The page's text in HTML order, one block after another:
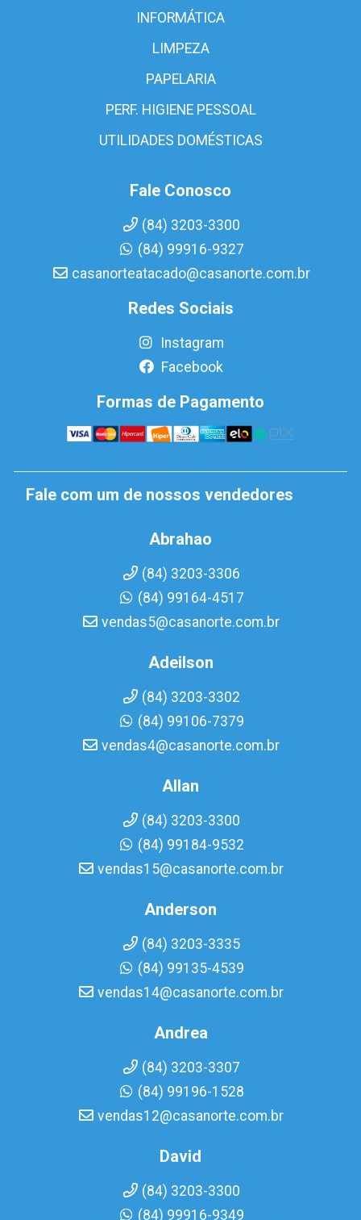
INFORMÁTICA
LIMPEZA
PAPELARIA
PERF. HIGIENE PESSOAL
UTILIDADES DOMÉSTICAS
Fale Conosco
(84) 3203-3300
(84) 99916-9327
casanorteatacado@casanorte.com.br
Redes Sociais
Instagram
Facebook
Formas de Pagamento
Fale com um de nossos vendedores
Abrahao
(84) 3203-3306
(84) 99164-4517
vendas5@casanorte.com.br
Adeilson
(84) 3203-3302
(84) 99106-7379
vendas4@casanorte.com.br
Allan
(84) 3203-3300
(84) 99184-9532
vendas15@casanorte.com.br
Anderson
(84) 3203-3335
(84) 99135-4539
vendas14@casanorte.com.br
Andrea
(84) 3203-3307
(84) 99196-1528
vendas12@casanorte.com.br
David
(84) 3203-3300
(84) 99916-9349